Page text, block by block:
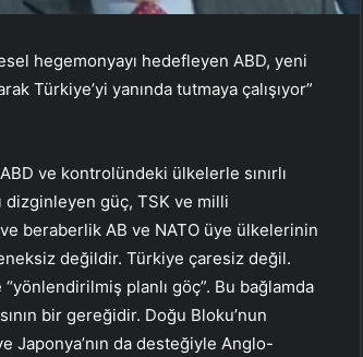
hegemonyayı hedefleyen ABD, yeni
Türkiye’yi yanında tutmaya çalışıyor”
ve kontrolündeki ülkelerle sınırlı
dizginleyen güç, TSK ve milli
ve beraberlik AB ve NATO üye ülkelerinin
değildir. Türkiye çaresiz değil.
planlı göç”. Bu bağlamda
bir gereğidir. Doğu Bloku’nun
Japonya’nın da desteğiyle Anglo-